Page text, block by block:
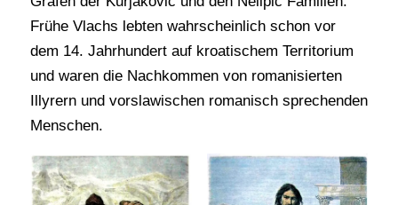
Frühe Vlachs lebten wahrscheinlich schon vor
dem 14. Jahrhundert auf kroatischem Territorium
und waren die Nachkommen von romanisierten
Illyrern und vorslawischen romanisch sprechenden
Menschen.